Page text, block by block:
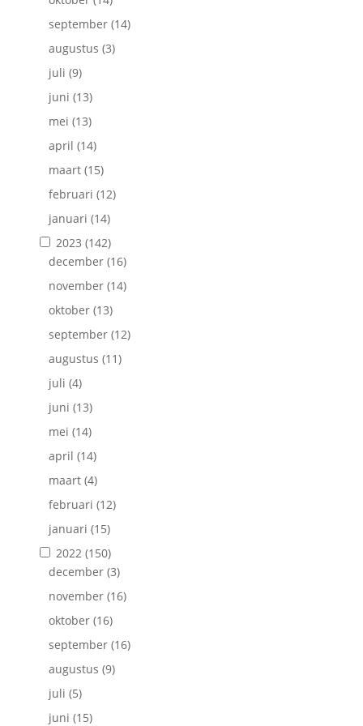
september(14)
augustus (3)
juli (9)
juni (13)
mei (13)
april (14)
maart(15)
februari (12)
januari (14)
2023 (142)
december(16)
november(14)
oktober(13)
september(12)
augustus (11)
juli (4)
juni (13)
mei (14)
april (14)
maart(4)
februari (12)
januari (15)
2022(150)
december(3)
november(16)
oktober(16)
september(16)
augustus (9)
juli (5)
juni (15)